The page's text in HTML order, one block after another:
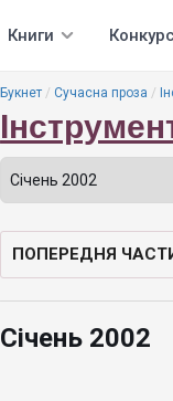
Книги
Букнет Сучасна проза
ПОПЕРЕДНЯ
Січень 2002